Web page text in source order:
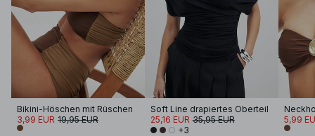
Bikini-Höschen mit Rüschen
3,99 EUR 19,95 EUR
Soft Line drapiertes Oberteil
25,16 EUR 35,95 EUR
+3
5,99